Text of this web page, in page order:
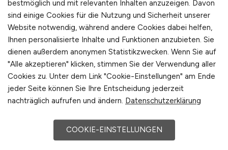
finden
BAUGEWERBE.JOBS – Der
Jobfinder für Bauprofis
Mit dem Jobfinder für Bauprofis wird die Suche
nach passenden Baujobs so einfach wie nie.
Arbeitnehmer können gezielt nach aktuellen
nach Beruf, Region und Erfahrung filtern. Das
spart Zeit und bringt Bewerber schneller ans
bestmöglich und mit relevanten Inhalten anzuzeigen. Davon
sind einige Cookies für die Nutzung und Sicherheit unserer
Website notwendig, während andere Cookies dabei helfen,
Ihnen personalisierte Inhalte und Funktionen anzubieten. Sie
dienen außerdem anonymen Statistikzwecken. Wenn Sie auf
"Alle akzeptieren" klicken, stimmen Sie der Verwendung aller
Cookies zu. Unter dem Link "Cookie-Einstellungen" am Ende
jeder Seite können Sie Ihre Entscheidung jederzeit
nachträglich aufrufen und ändern. Datenschutzerklärung
COOKIE-EINSTELLUNGEN